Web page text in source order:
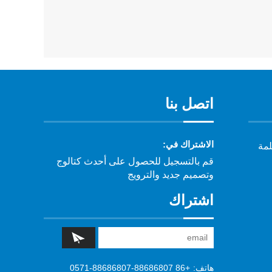
اتصل بنا
الاشتراك في:
قم بالتسجيل للحصول على أحدث كتالوج
وتصميم جديد والترويج
اشتراك
هاتف: +86 0571-88686807-88686807